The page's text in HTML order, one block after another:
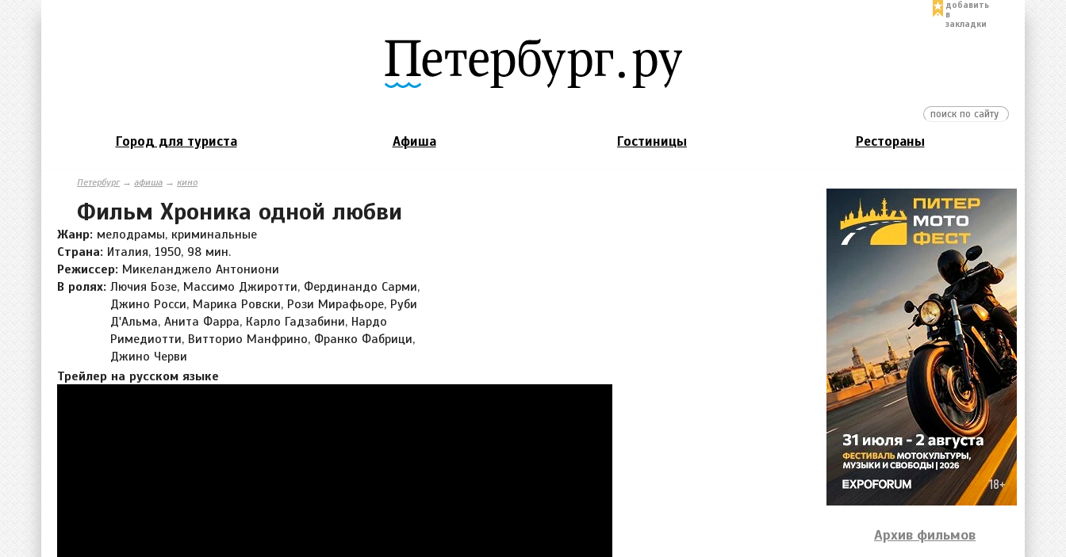
добавить
в
закладки
Город для туриста Афиша Гостиницы Рестораны
Петербург→ афиша → кино
Фильм Хроника одной любви
Жанр: мелодрамы, криминальные
Страна: Италия, 1950, 98 мин.
Режиссер: Микеланджело Антониони
В ролях: Лючия Бозе, Массимо Джиротти, Фердинандо Сарми,
Джино Росси, Марика Ровски, Рози Мирафьоре, Руби
Д'Альма, Анита Фарра, Карло Гадзабини, Нардо
Римедиотти, Витторио Манфрино, Франко Фабрици,
Джино Черви
Трейлер на русском языке
Архив фильмов